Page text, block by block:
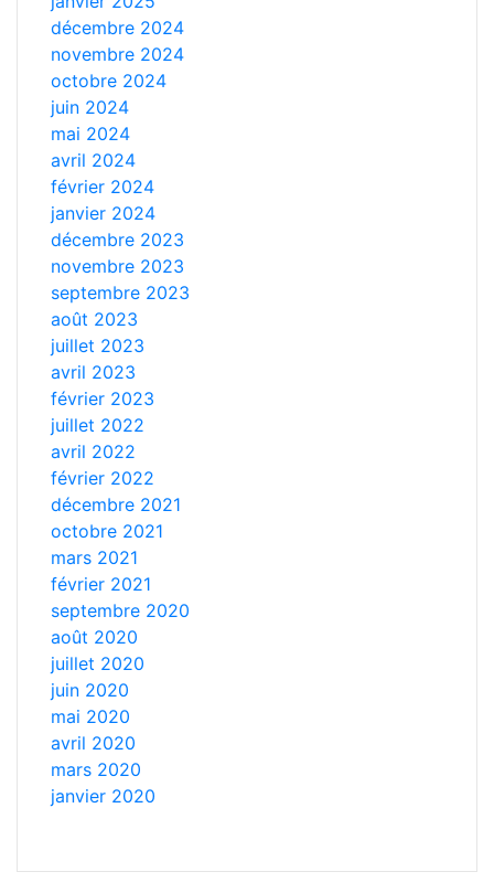
décembre 2024
novembre 2024
octobre 2024
juin 2024
mai 2024
avril 2024
février 2024
janvier 2024
décembre 2023
novembre 2023
septembre 2023
août 2023
juillet 2023
avril 2023
février 2023
juillet 2022
avril 2022
février 2022
décembre 2021
octobre 2021
mars 2021
février 2021
septembre 2020
août 2020
juillet 2020
juin 2020
mai 2020
avril 2020
mars 2020
janvier 2020